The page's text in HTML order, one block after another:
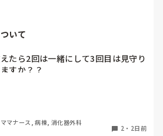
いて
たら2回は一緒にして3回目は見守り
すか？？
マナース, 病棟, 消化器外科
2 ・ 2日前